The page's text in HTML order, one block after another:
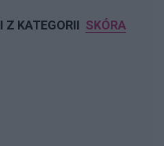
Z KATEGORII SKÓRA